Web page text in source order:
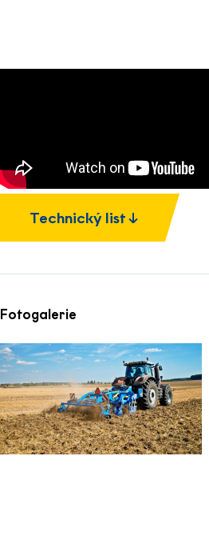
Technický list
Fotogalerie